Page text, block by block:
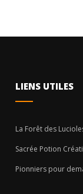
LIENS UTILES
La Forêt des
Sacrée Potion
Pionniers pour